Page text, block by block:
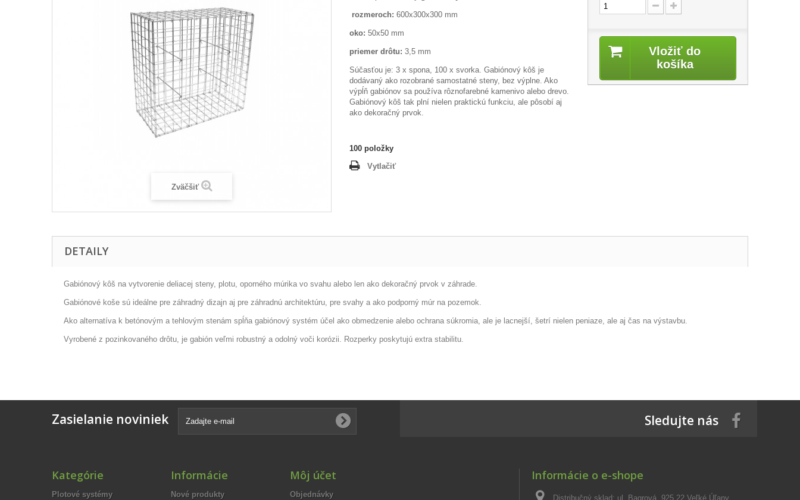
Zväčšiť
rozmeroch: 600x300x300 mm
oko: 50x50 mm
priemer drôtu: 3,5 mm
Súčasťou je: 3 x spona, 100 x svorka. Gabiónový kôš je
dodávaný ako rozobrané samostatné steny, bez výplne. Ako
výpĺň gabiónov sa používa rôznofarebné kamenivo alebo drevo.
Gabiónový kôš tak plní nielen praktickú funkciu, ale pôsobí aj
ako dekoračný prvok.
100 položky
Vytlačiť
Vložiť do
košíka
DETAILY
Gabiónový kôš na vytvorenie deliacej steny, plotu, oporného múrika vo svahu alebo len ako dekoračný prvok v záhrade.
Gabiónové koše sú ideálne pre záhradný dizajn aj pre záhradnú architektúru, pre svahy a ako podporný múr na pozemok.
Ako alternatíva k betónovým a tehlovým stenám spĺňa gabiónový systém účel ako obmedzenie alebo ochrana súkromia, ale je lacnejší, šetrí nielen peniaze, ale aj čas na výstavbu.
Vyrobené z pozinkovaného drôtu, je gabión veľmi robustný a odolný voči korózii. Rozperky poskytujú extra stabilitu.
Zasielanie noviniek Sledujte nás
Kategórie
Plotové systémy
Informácie
Nové produkty
Môj účet
Objednávky
Informácie o e-shope
Distribučný sklad: ul. Bagrová, 925 22 Veľké Úľany.